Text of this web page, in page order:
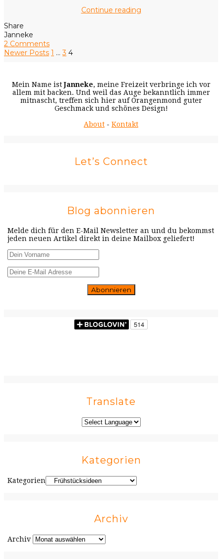
Continue reading
Share
Janneke
2 Comments
Newer Posts 1 … 3 4
Mein Name istJanneke, meine Freizeit verbringe ich vor
allem mit backen. Und weil das Auge bekanntlich immer
mitnascht, treffen sich hier auf Orangenmond guter
Geschmack und schönes Design!
About - Kontakt
Let’s Connect
Blog abonnieren
Melde dich für den E-Mail Newsletter an und du bekommst
jeden neuen Artikel direkt in deine Mailbox geliefert!
Translate
Kategorien
Kategorien
Archiv
Archiv